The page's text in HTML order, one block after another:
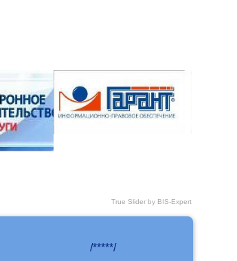
True Slider by BIS-Expert
/*****/